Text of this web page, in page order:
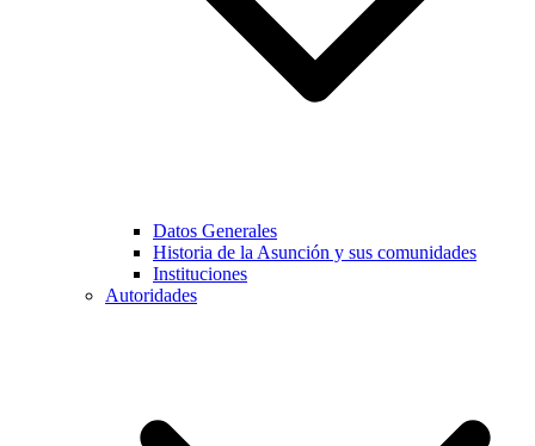
Datos Generales
Historia de la Asunción y sus comunidades
Instituciones
Autoridades